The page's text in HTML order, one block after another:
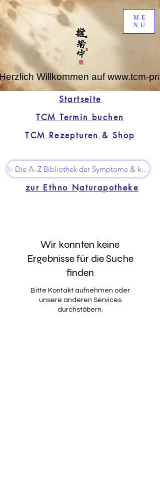
ME
NU
Willkommen auf www.tcm-
✨ Die A–Z Bibliothek der Symptome & kleine Superhelfer
zur Ethno Naturapotheke
TCM Termin buchen
Startseite
TCM Rezepturen & Shop
Wir konnten keine
Ergebnisse für die Suche
finden
Bitte Kontakt aufnehmen oder
unsere anderen Services
durchstöbern.